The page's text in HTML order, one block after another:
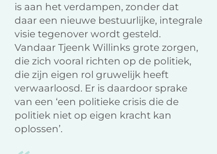
is aan het verdampen, zonder dat
daar een nieuwe bestuurlijke, integrale
visie tegenover wordt gesteld.
Vandaar Tjeenk Willinks grote zorgen,
die zich vooral richten op de politiek,
die zijn eigen rol gruwelijk heeft
verwaarloosd. Er is daardoor sprake
van een ‘een politieke crisis die de
politiek niet op eigen kracht kan
oplossen’.